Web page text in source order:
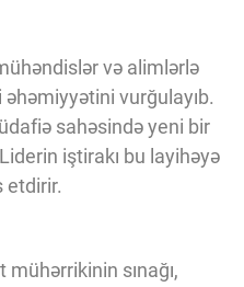
və alimlərlə
vurğulayıb.
sahəsində yeni bir
iştirakı bu layihəyə
etdirir.
sınağı,